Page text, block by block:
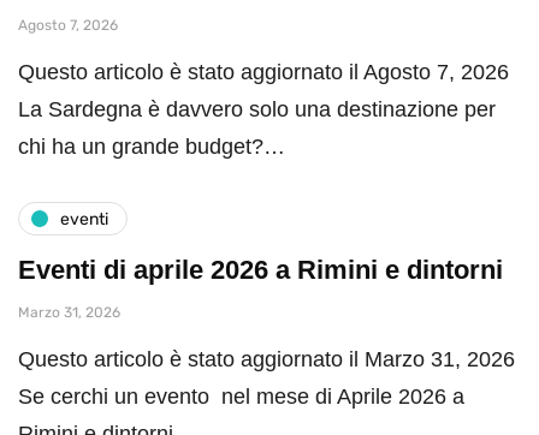
Agosto 7, 2026
Questo articolo è stato aggiornato il Agosto 7, 2026
La Sardegna è davvero solo una destinazione per
chi ha un grande budget?…
eventi
Eventi di aprile 2026 a Rimini e dintorni
Marzo 31, 2026
Questo articolo è stato aggiornato il Marzo 31, 2026
Se cerchi un evento nel mese di Aprile 2026 a